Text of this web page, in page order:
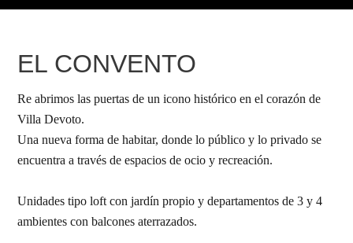
EL CONVENTO
Re abrimos las puertas de un icono histórico en el corazón de
Villa Devoto.
Una nueva forma de habitar, donde lo público y lo privado se
encuentra a través de espacios de ocio y recreación.
Unidades tipo loft con jardín propio y departamentos de 3 y 4
ambientes con balcones aterrazados.